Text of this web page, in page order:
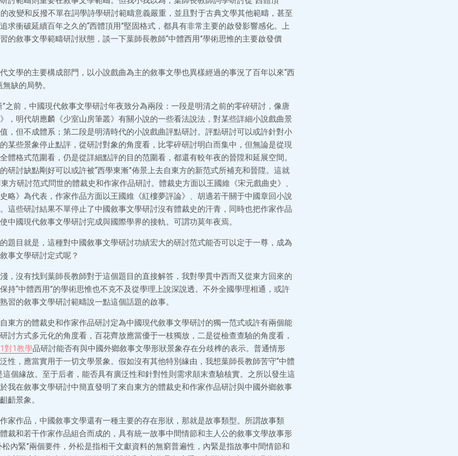
的改變和反撥不單在詞學詩學研討範疇意義嚴重，並且對于古典文學其他範疇，甚至
求衝破延續百年之久的“西體頂用”堅固格式，都具有非常主要的啟發影響感化。上
的敘事文學範疇研討狀態，談一下葉師長教師“中體西用”學術思惟的主要啟發價
文學的主要構成部門，以小說戲曲為主的敘事文學也異樣經過的事況了百年以來“西
缺的局勢。
”之前，中國現代敘事文學研討年夜致分為兩段：一段是明清之前的零碎研討，像唐
，明代胡應麟《少室山房筆叢》有關小說的一些看法說法，對某些詳細小說戲曲景
，但不成體系；第二段是明清時代的小說戲曲評點研討。評點研討可以或許針對小
某些景象停止點評，從研討對象的角度看，比零碎研討明白而集中，但無論是從現
體格式范圍看，仍是從詳細點評的目的范圍看，都還有較年夜的晉陞和延展空間。
研討缺點剛好可以或許被“西學東漸”佈景上去自東方的新范式所補充和晉陞。這就
方研討范式問世的體裁史和作家作品研討。體裁史方面以王國維《宋元戲曲史》、
略》為代表，作家作品方面以王國維《紅樓夢評論》、胡適若干關于中國章回小說
這些研討結果不單停止了中國敘事文學研討沒有體裁史的汗青，同時也把作家作品
中國現代敘事文學研討完成與國際學界的接軌。可謂功莫年夜焉。
題目就是，這種對中國敘事文學研討功績宏大的研討范式能否可以定于一尊，成為
事文學研討定式呢？
，沒有找到葉師長教師對于這個題目的直接解答，我對學貫中西而又從東方回來的
持“中體西用”的學術思惟也不克不及從學理上說深說透。不外全國學理相通，或許
習的敘事文學研討範疇說一點這個話題的啟事。
東方的體裁史和作家作品研討定為中國現代敘事文學研討的獨一范式或許有兩個能
討方式多元化的角度看，百花齊放應當優于一枝獨放，二是從檢查查驗的角度看，
1對1教學品研討能否有與中國外鄉敘事文學形狀景象存在分歧榫的表示。普通情形
性，應當實用于一切文學景象。假如沒有其他特別緣由，我想葉師長教師苦守“中體
這個緣故。至于后者，能否具有廣泛性和針對性則需求顛末查驗核實。之所以發生這
我在敘事文學研討中簡直發明了來自東方的體裁史和作家作品研討與中國外鄉敘事
齬景象。
家作品，中國敘事文學還有一種主要的存在形狀，那就是故事類型。所謂故事類
裁和若干作家作品組合而成的，具有統一故事中間情節和主人公的敘事文學故事形
松內緊”兩個要件，外松是指相干文獻資料的無窮普遍性，內緊是指故事中間情節和